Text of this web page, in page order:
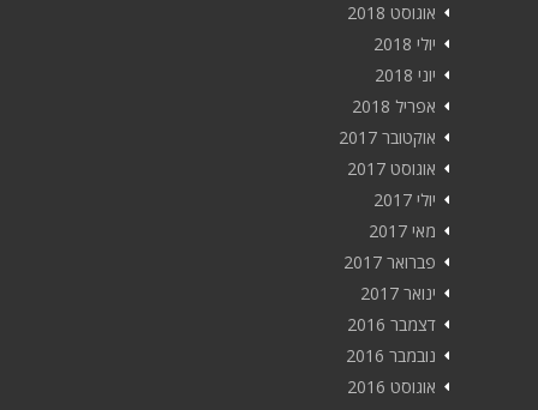
אוגוסט 2018
יולי 2018
יוני 2018
אפריל 2018
אוקטובר 2017
אוגוסט 2017
יולי 2017
מאי 2017
פברואר 2017
ינואר 2017
דצמבר 2016
נובמבר 2016
אוגוסט 2016